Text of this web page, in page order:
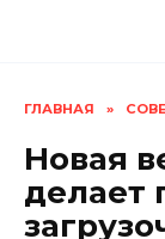
ГЛАВНАЯ »
Новая
делает